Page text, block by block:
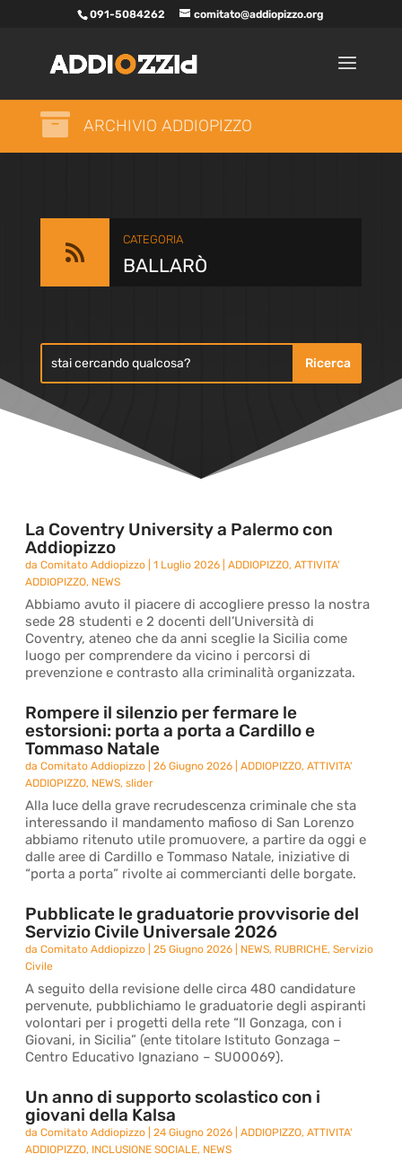
091-5084262 comitato@addiopizzo.org
 ARCHIVIO ADDIOPIZZO

CATEGORIA
BALLARÒ
La Coventry University a Palermo con
Addiopizzo
daComitato Addiopizzo |1 Luglio 2026 |ADDIOPIZZO,ATTIVITA'
ADDIOPIZZO, NEWS
Abbiamo avuto il piacere di accogliere presso la nostra
sede 28 studenti e 2 docenti dell’Università di
Coventry, ateneo che da anni sceglie la Sicilia come
luogo per comprendere da vicino i percorsi di
prevenzione e contrasto alla criminalità organizzata.
Rompere il silenzio per fermare le
estorsioni: porta a porta a Cardillo e
Tommaso Natale
daComitato Addiopizzo |26 Giugno 2026 |ADDIOPIZZO,ATTIVITA'
ADDIOPIZZO, NEWS,slider
Alla luce della grave recrudescenza criminale che sta
interessando il mandamento mafioso di San Lorenzo
abbiamo ritenuto utile promuovere, a partire da oggi e
dalle aree di Cardillo e Tommaso Natale, iniziative di
“porta a porta” rivolte ai commercianti delle borgate.
Pubblicate le graduatorie provvisorie del
Servizio Civile Universale 2026
daComitato Addiopizzo |25 Giugno 2026 NEWS, RUBRICHE,Servizio
Civile
A seguito della revisione delle circa 480 candidature
pervenute, pubblichiamo le graduatorie degli aspiranti
volontari per i progetti della rete “Il Gonzaga, con i
Giovani, in Sicilia” (ente titolare Istituto Gonzaga –
Centro Educativo Ignaziano – SU00069).
Un anno di supporto scolastico con i
giovani della Kalsa
daComitato Addiopizzo |24 Giugno 2026 |ADDIOPIZZO,ATTIVITA'
ADDIOPIZZO, INCLUSIONE SOCIALE, NEWS